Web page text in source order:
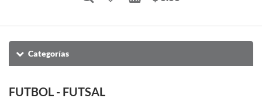
Categorías
FUTBOL - FUTSAL